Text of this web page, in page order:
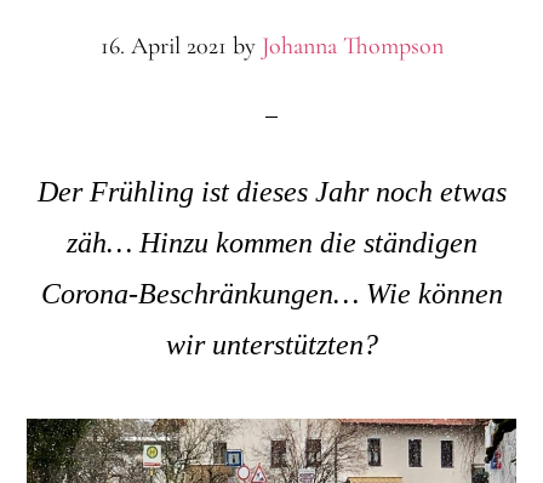
16. April 2021 by Johanna Thompson
Der Frühling ist dieses Jahr noch etwas
zäh… Hinzu kommen die ständigen
Corona-Beschränkungen… Wie können
wir unterstützten?